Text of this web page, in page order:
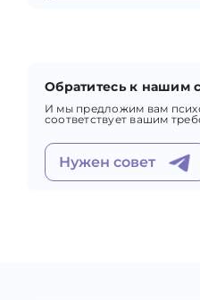
Обратитесь к нашим
И мы предложим вам
соответствует вашим
Нужен совет